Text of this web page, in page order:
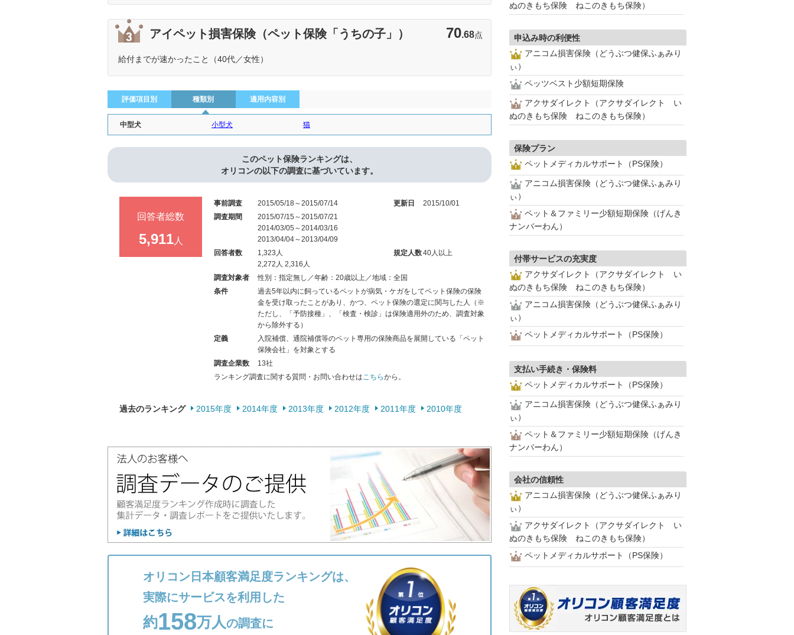
アイペット損害保険（ペット保険「うちの子」） 70.68点
給付までが速かったこと（40代／女性）
評価項目別 種類別 適用内容別
中型犬 小型犬 猫
このペット保険ランキングは、
オリコンの以下の調査に基づいています。
回答者総数
5,911人
事前調査 2015/05/18～2015/07/14 更新日
2015/10/01
調査期間
2015/07/15～2015/07/21
2014/03/05～2014/03/16
2013/04/04～2013/04/09
回答者数
1,323人
2,272人 2,316人
規定人数40人以上
調査対象者
性別：指定無し／年齢：20歳以上／地域：全国
条件
過去5年以内に飼っているペットが病気・ケガをしてペット保険の保険
金を受け取ったことがあり、かつ、ペット保険の選定に関与した人（※
ただし、「予防接種」、「検査・検診」は保険適用外のため、調査対象
から除外する）
定義
入院補償、通院補償等のペット専用の保険商品を展開している「ペット
保険会社」を対象とする
調査企業数
13社
ランキング調査に関する質問・お問い合わせは こちらから。
過去のランキング 2015年度 2014年度 2013年度 2012年度 2011年度 2010年度
オリコン日本顧客満足度ランキングは、
実際にサービスを利用した
約158万人の調査に
ぬのきもち保険 ねこのきもち保険）
申込み時の利便性
アニコム損害保険（どうぶつ健保ふぁみり
ぃ）
ペッツベスト少額短期保険
アクサダイレクト（アクサダイレクト い
ぬのきもち保険 ねこのきもち保険）
保険プラン
ペットメディカルサポート（PS保険）
アニコム損害保険（どうぶつ健保ふぁみり
ぃ）
ペット＆ファミリー少額短期保険（げんき
ナンバーわん）
付帯サービスの充実度
アクサダイレクト（アクサダイレクト い
ぬのきもち保険 ねこのきもち保険）
アニコム損害保険（どうぶつ健保ふぁみり
ぃ）
ペットメディカルサポート（PS保険）
支払い手続き・保険料
ペットメディカルサポート（PS保険）
アニコム損害保険（どうぶつ健保ふぁみり
ぃ）
ペット＆ファミリー少額短期保険（げんき
ナンバーわん）
会社の信頼性
アニコム損害保険（どうぶつ健保ふぁみり
ぃ）
アクサダイレクト（アクサダイレクト い
ぬのきもち保険 ねこのきもち保険）
ペットメディカルサポート（PS保険）